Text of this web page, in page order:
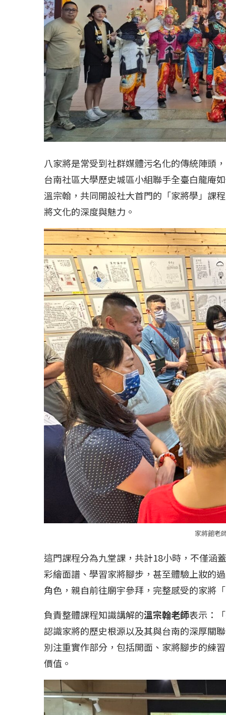
八家將是常受到社群媒體污名化的傳統陣頭
台南社區大學歷史城區小組聯手全臺白龍庵
溫宗翰，共同開設社大首門的「家將學」課
將文化的深度與魅力。
家將館老
這門課程分為九堂課，共計18小時，不僅涵
彩繪面譜、學習家將腳步，甚至體驗上妝的
角色，親自前往廟宇參拜，完整感受的家將
負責整體課程知識講解的溫宗翰老師表示：
認識家將的歷史根源以及其與台南的深厚關
別注重實作部分，包括開面、家將腳步的練
價值。